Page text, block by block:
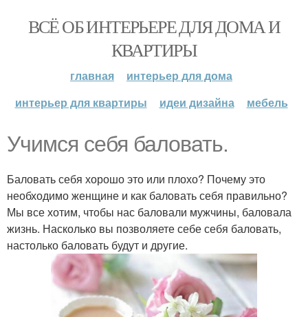
ВСЁ ОБ ИНТЕРЬЕРЕ ДЛЯ ДОМА И
КВАРТИРЫ
главная
интерьер для дома
интерьер для квартиры
идеи дизайна мебель
Учимся себя баловать.
Баловать себя хорошо это или плохо? Почему это
необходимо женщине и как баловать себя правильно?
Мы все хотим, чтобы нас баловали мужчины, баловала
жизнь. Насколько вы позволяете себе себя баловать,
настолько баловать будут и другие.